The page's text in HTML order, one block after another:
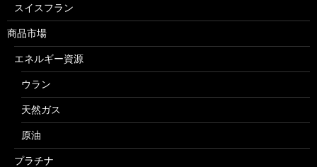
スイスフラン
商品市場
エネルギー資源
ウラン
天然ガス
原油
プラチナ